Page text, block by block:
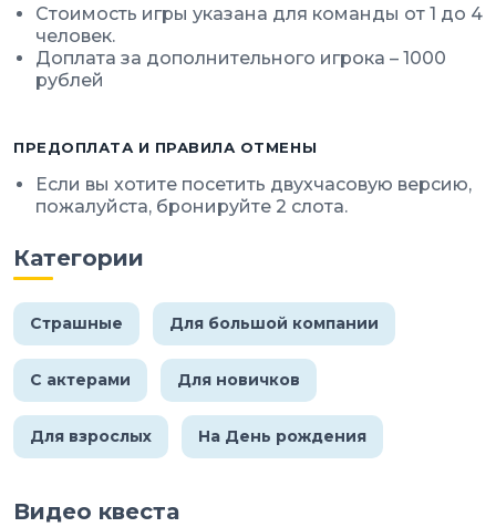
Стоимость игры указана для команды от 1 до 4
человек.
Доплата за дополнительного игрока – 1000
рублей
ПРЕДОПЛАТА И ПРАВИЛА ОТМЕНЫ
Если вы хотите посетить двухчасовую версию,
пожалуйста, бронируйте 2 слота.
Категории
Страшные Для большой компании
С актерами Для новичков
Для взрослых На День рождения
Видео квеста